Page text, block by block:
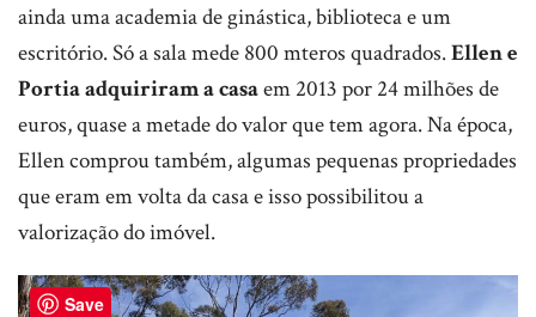
ainda uma academia de ginástica, biblioteca e um
escritório. Só a sala mede 800 mteros quadrados.Ellen e
Portia adquiriram a casaem 2013 por 24 milhões de
euros, quase a metade do valor que tem agora. Na época,
Ellen comprou também, algumas pequenas propriedades
que eram em volta da casa e isso possibilitou a
valorização do imóvel.
Save